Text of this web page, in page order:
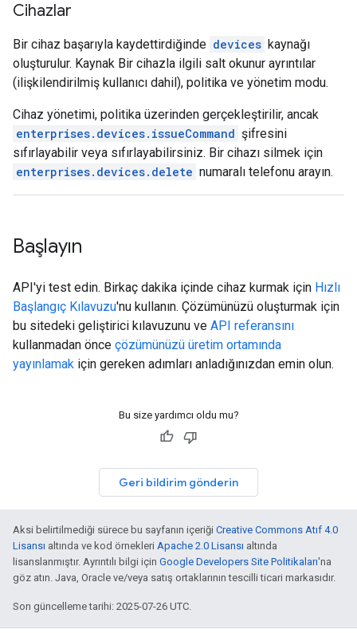
Cihazlar
Bir cihaz başarıyla kaydettirdiğinde devices kaynağı
oluşturulur. Kaynak Bir cihazla ilgili salt okunur ayrıntılar
(ilişkilendirilmiş kullanıcı dahil), politika ve yönetim modu.
Cihaz yönetimi, politika üzerinden gerçekleştirilir, ancak
enterprises.devices.issueCommand şifresini
sıfırlayabilir veya sıfırlayabilirsiniz. Bir cihazı silmek için
enterprises.devices.delete numaralı telefonu arayın.
Başlayın
API'yi test edin. Birkaç dakika içinde cihaz kurmak için Hızlı
Başlangıç Kılavuzu'nu kullanın. Çözümünüzü oluşturmak için
bu sitedeki geliştirici kılavuzunu ve API referansını
kullanmadan önce çözümünüzü üretim ortamında
yayınlamak için gereken adımları anladığınızdan emin olun.
Bu size yardımcı oldu mu?
Geri bildirim gönderin
Aksi belirtilmediği sürece bu sayfanın içeriği Creative Commons Atıf 4.0
Lisansı altında ve kod örnekleri Apache 2.0 Lisansı altında
lisanslanmıştır. Ayrıntılı bilgi için Google Developers Site Politikaları'na
göz atın. Java, Oracle ve/veya satış ortaklarının tescilli ticari markasıdır.
Son güncelleme tarihi: 2025-07-26 UTC.